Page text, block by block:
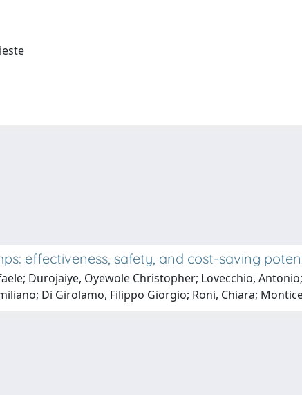
effectiveness, safety, and cost-saving
Durojaiye, Oyewole Christopher; Lovecchio,
Di Girolamo, Filippo Giorgio; Roni, Chiara;